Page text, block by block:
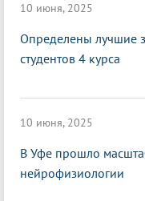
10 июня, 2025
Определены лучшие
студентов 4 курса
10 июня, 2025
В Уфе прошло
нейрофизиологии